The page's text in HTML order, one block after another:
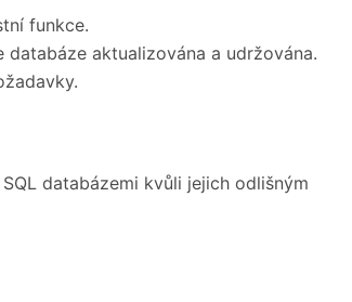
funkce.
aktualizována a udržována.
databázemi kvůli jejich odlišným